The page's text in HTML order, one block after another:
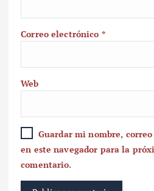
Correo electrónico *
Web
Guardar mi nombre,
en este navegador para la
comentario.